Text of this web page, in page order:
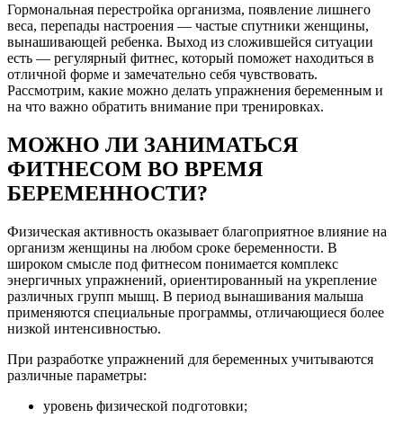
Гормональная перестройка организма, появление лишнего
веса, перепады настроения — частые спутники женщины,
вынашивающей ребенка. Выход из сложившейся ситуации
есть — регулярный фитнес, который поможет находиться в
отличной форме и замечательно себя чувствовать.
Рассмотрим, какие можно делать упражнения беременным и
на что важно обратить внимание при тренировках.
МОЖНО ЛИ ЗАНИМАТЬСЯ
ФИТНЕСОМ ВО ВРЕМЯ
БЕРЕМЕННОСТИ?
Физическая активность оказывает благоприятное влияние на
организм женщины на любом сроке беременности. В
широком смысле под фитнесом понимается комплекс
энергичных упражнений, ориентированный на укрепление
различных групп мышц. В период вынашивания малыша
применяются специальные программы, отличающиеся более
низкой интенсивностью.
При разработке упражнений для беременных учитываются
различные параметры:
уровень физической подготовки;